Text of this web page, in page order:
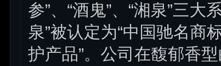
参”、“酒鬼”、“湘泉”三大
泉”被认定为“中国驰名商
护产品”。公司在馥郁香